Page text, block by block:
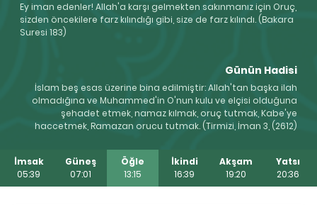
Ey iman edenler! Allah'a karşı gelmekten sakınmanız için Oruç,
sizden öncekilere farz kılındığı gibi, size de farz kılındı. (Bakara
Suresi 183)
Günün Hadisi
İslam beş esas üzerine bina edilmiştir: Allah'tan başka ilah
olmadığına ve Muhammed'in O'nun kulu ve elçisi olduğuna
şehadet etmek, namaz kılmak, oruç tutmak, Kabe'ye
haccetmek, Ramazan orucu tutmak. (Tirmizi, İman 3, (2612)
İmsak
05:39
Güneş
07:01
Öğle
13:15
İkindi
16:39
Akşam
19:20
Yatsı
20:36